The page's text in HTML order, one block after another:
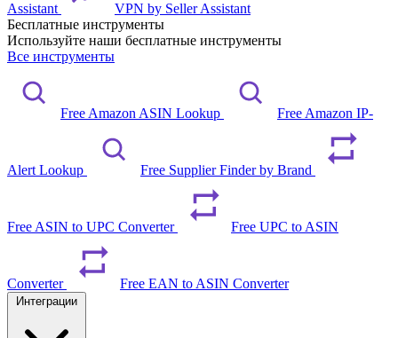
Assistant
VPN by Seller Assistant
Бесплатные инструменты
Используйте наши бесплатные инструменты
Все инструменты
Free Amazon ASIN Lookup Free Amazon IP-
Alert Lookup Free Supplier Finder by Brand
Free ASIN to UPC Converter Free UPC to ASIN
Converter Free EAN to ASIN Converter